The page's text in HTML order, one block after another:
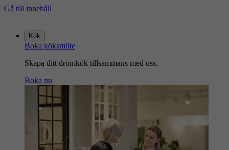
Gå till innehåll
startsidan
Kök
Boka köksmöte
Skapa ditt drömkök tillsammans med oss.
Boka nu